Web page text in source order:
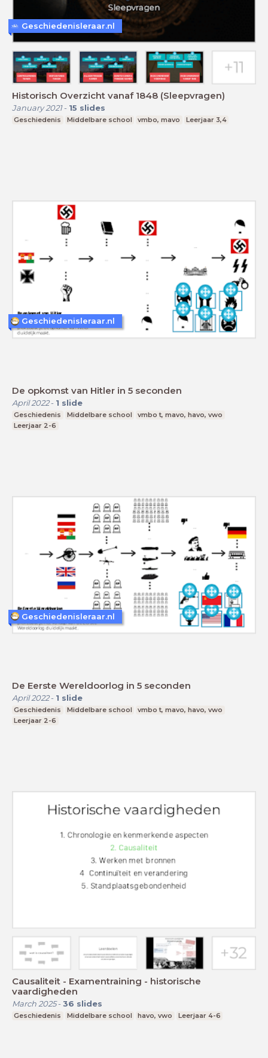
Historisch Overzicht vanaf 1848 (Sleepvragen)
January 2021- 15 slides
Geschiedenis Middelbare school vmbo, mavo Leerjaar 3,4
Geschiedenisleraar.nl
De opkomst van Hitler in 5 seconden
April 2022- 1 slide
Geschiedenis Middelbare school
vmbo t, mavo, havo, vwo
Leerjaar 2-6
Geschiedenisleraar.nl
De Eerste Wereldoorlog in 5 seconden
April 2022- 1 slide
Geschiedenis Middelbare school
vmbo t, mavo, havo, vwo
Leerjaar 2-6
Geschiedenisleraar.nl
Causaliteit - Examentraining - historische
vaardigheden
March 2025- 36 slides
Geschiedenis Middelbare school havo, vwo Leerjaar 4-6